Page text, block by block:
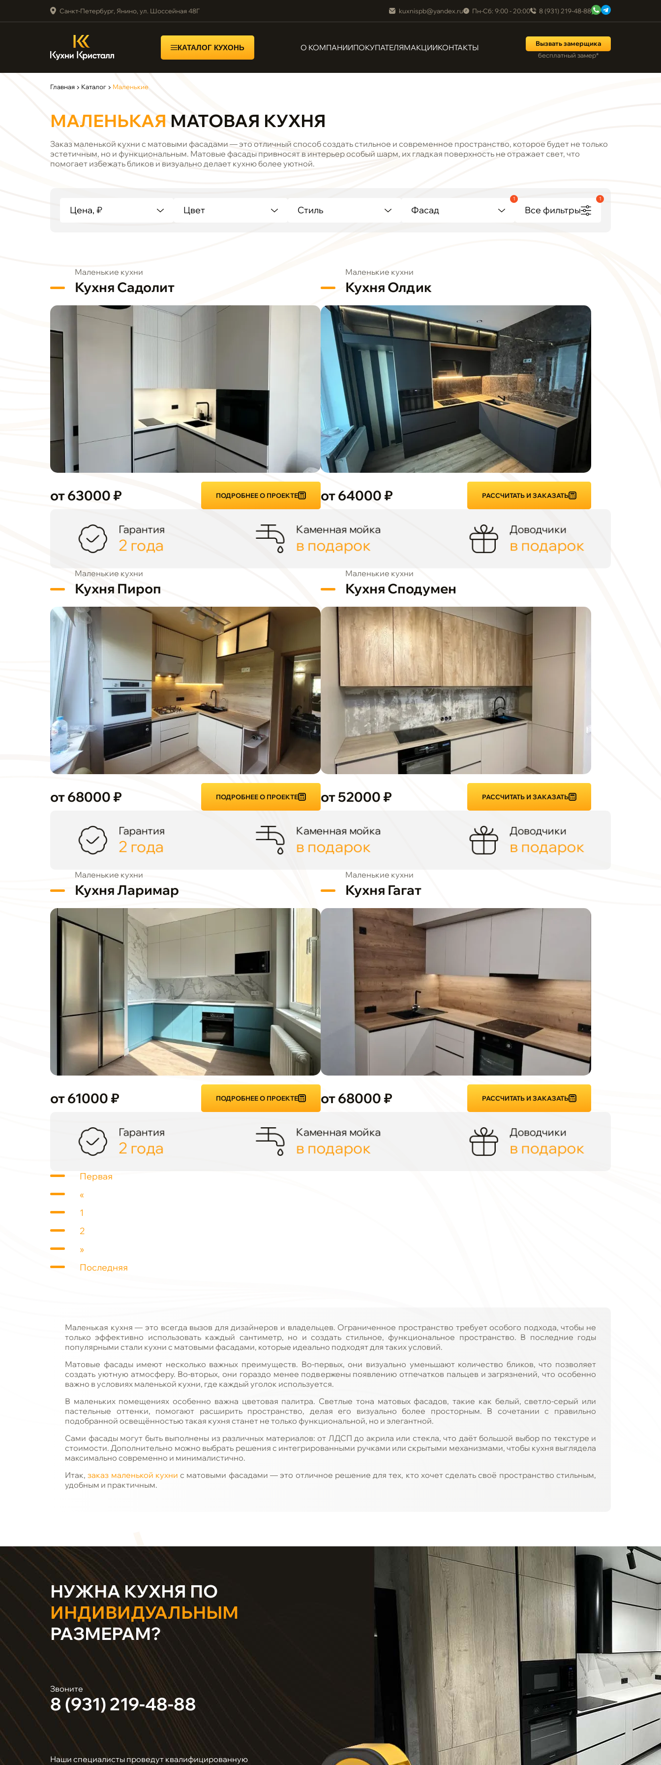
Санкт-Петербург, Янино, ул. Шоссейная 48Г kuxnispb@yandex.ru Пн-Сб: 9:00 - 20:00 8 (931) 219-48-88
КАТАЛОГ КУХОНЬ О КОМПАНИИПОКУПАТЕЛЯМАКЦИИКОНТАКТЫ
Вызвать замерщика
бесплатный замер*
Главная ▶ Каталог ▶ Маленькие
МАЛЕНЬКАЯ МАТОВАЯ КУХНЯ
Заказ маленькой кухни с матовыми фасадами — это отличный способ создать стильное и современное пространство, которое будет не только
эстетичным, но и функциональным. Матовые фасады привносят в интерьер особый шарм, их гладкая поверхность не отражает свет, что
помогает избежать бликов и визуально делает кухню более уютной.
Цена, ₽ Цвет Стиль
1
Фасад
1
Все фильтры
Маленькие кухни
Кухня Садолит
от 63000 ₽ ПОДРОБНЕЕ О ПРОЕКТЕ
Маленькие кухни
Кухня Олдик
от 64000 ₽ РАССЧИТАТЬ И ЗАКАЗАТЬ
Гарантия
2 года
Каменная мойка
в подарок
Доводчики
в подарок
Маленькие кухни
Кухня Пироп
от 68000 ₽ ПОДРОБНЕЕ О ПРОЕКТЕ
Маленькие кухни
Кухня Сподумен
от 52000 ₽ РАССЧИТАТЬ И ЗАКАЗАТЬ
Гарантия
2 года
Каменная мойка
в подарок
Доводчики
в подарок
Маленькие кухни
Кухня Ларимар
от 61000 ₽ ПОДРОБНЕЕ О ПРОЕКТЕ
Маленькие кухни
Кухня Гагат
от 68000 ₽ РАССЧИТАТЬ И ЗАКАЗАТЬ
Гарантия
2 года
Каменная мойка
в подарок
Доводчики
в подарок
Первая
«
1
2
»
Последняя
Маленькая кухня — это всегда вызов для дизайнеров и владельцев. Ограниченное пространство требует особого подхода, чтобы не
только эффективно использовать каждый сантиметр, но и создать стильное, функциональное пространство. В последние годы
популярными стали кухни с матовыми фасадами, которые идеально подходят для таких условий.
Матовые фасады имеют несколько важных преимуществ. Во-первых, они визуально уменьшают количество бликов, что позволяет
создать уютную атмосферу. Во-вторых, они гораздо менее подвержены появлению отпечатков пальцев и загрязнений, что особенно
важно в условиях маленькой кухни, где каждый уголок используется.
В маленьких помещениях особенно важна цветовая палитра. Светлые тона матовых фасадов, такие как белый, светло-серый или
пастельные оттенки, помогают расширить пространство, делая его визуально более просторным. В сочетании с правильно
подобранной освещённостью такая кухня станет не только функциональной, но и элегантной.
Сами фасады могут быть выполнены из различных материалов: от ЛДСП до акрила или стекла, что даёт большой выбор по текстуре и
стоимости. Дополнительно можно выбрать решения с интегрированными ручками или скрытыми механизмами, чтобы кухня выглядела
максимально современно и минималистично.
Итак,заказ маленькой кухни с матовыми фасадами — это отличное решение для тех, кто хочет сделать своё пространство стильным,
удобным и практичным.
НУЖНА КУХНЯ ПО
ИНДИВИДУАЛЬНЫМ
РАЗМЕРАМ?
Звоните
8 (931) 219-48-88
Наши специалисты проведут квалифицированную